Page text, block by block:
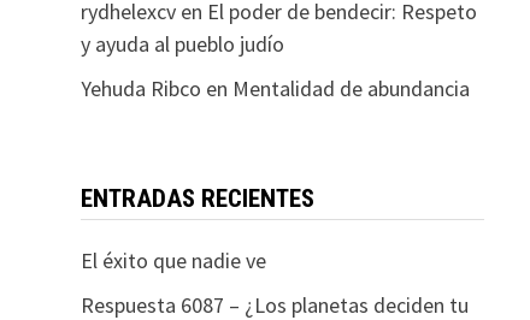
rydhelexcven El poder de bendecir: Respeto
y ayuda al pueblo judío
Yehuda Ribco en Mentalidad de abundancia
ENTRADAS RECIENTES
El éxito que nadie ve
Respuesta 6087 – ¿Los planetas deciden tu